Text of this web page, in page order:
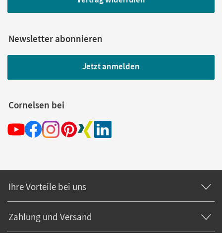
Newsletter abonnieren
Jetzt anmelden
Cornelsen bei
Ihre Vorteile bei uns
Zahlung und Versand